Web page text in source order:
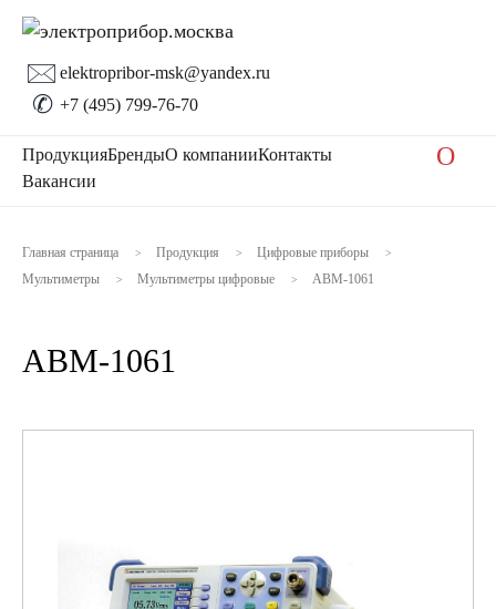
🖂 elektropribor-msk@yandex.ru
✆ +7 (495) 799-76-70
ПродукцияБрендыО компанииКонтакты
Вакансии
O
Главная страница > Продукция > Цифровые приборы >
Мультиметры > Мультиметры цифровые > АВМ-1061
АВМ-1061